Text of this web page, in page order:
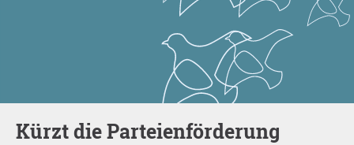
Kürzt die Parteienförderung